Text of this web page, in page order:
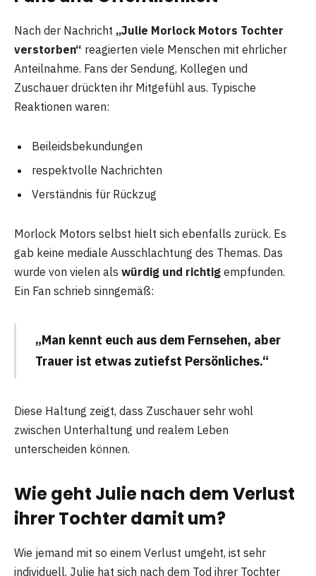
Nach der Nachricht „Julie Morlock Motors Tochter
verstorben“ reagierten viele Menschen mit ehrlicher
Anteilnahme. Fans der Sendung, Kollegen und
Zuschauer drückten ihr Mitgefühl aus. Typische
Reaktionen waren:
Beileidsbekundungen
respektvolle Nachrichten
Verständnis für Rückzug
Morlock Motors selbst hielt sich ebenfalls zurück. Es
gab keine mediale Ausschlachtung des Themas. Das
wurde von vielen als würdig und richtig empfunden.
Ein Fan schrieb sinngemäß:
„Man kennt euch aus dem Fernsehen, aber
Trauer ist etwas zutiefst Persönliches.“
Diese Haltung zeigt, dass Zuschauer sehr wohl
zwischen Unterhaltung und realem Leben
unterscheiden können.
Wie geht Julie nach dem Verlust
ihrer Tochter damit um?
Wie jemand mit so einem Verlust umgeht, ist sehr
individuell. Julie hat sich nach dem Tod ihrer Tochter